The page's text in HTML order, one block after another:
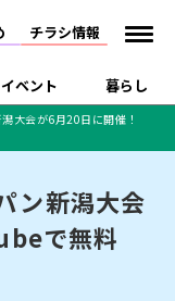
チラシ情報
イベント 暮らし
下越
閉店
現地レポート
祭り・伝統行事
住宅メーカー・工務
店
インタビュー
ッグストア・ホーム
ター
大会が6月20日に開催！
ン新潟大会
で無料